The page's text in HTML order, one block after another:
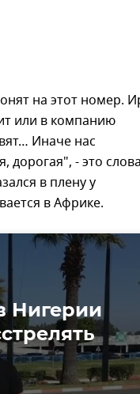
на этот номер.
или в компанию
Иначе нас
дорогая", - это слова
в плену у
в Африке.
Нигерии